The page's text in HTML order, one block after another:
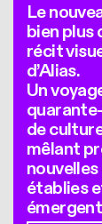
Le
bien plus
récit
d’Alias.
Un
de
mêlant
établies